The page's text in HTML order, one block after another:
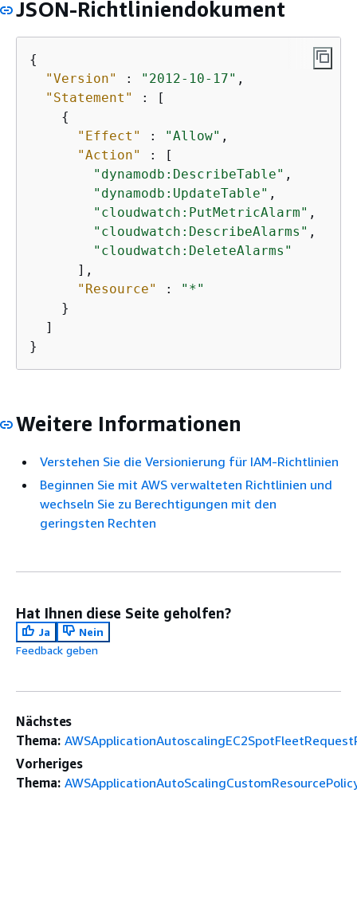
JSON-Richtliniendokument
{
"Version"
: "2012-10-17" ,
"Statement"
: [
{
"Effect"
: "Allow" ,
"Action"
: [
"dynamodb:DescribeTable" ,
"dynamodb:UpdateTable" ,
"cloudwatch:PutMetricAlarm" ,
"cloudwatch:DescribeAlarms" ,
"cloudwatch:DeleteAlarms"
      ],
"Resource"
:
"*"
    }
  ]
}
Weitere Informationen
Verstehen Sie die Versionierung für IAM-Richtlinien
Beginnen Sie mit AWS verwalteten Richtlinien und
wechseln Sie zu Berechtigungen mit den
geringsten Rechten
Hat Ihnen diese Seite geholfen?
Ja
Nein
Feedback geben
Nächstes
Thema:
Vorheriges
Thema: